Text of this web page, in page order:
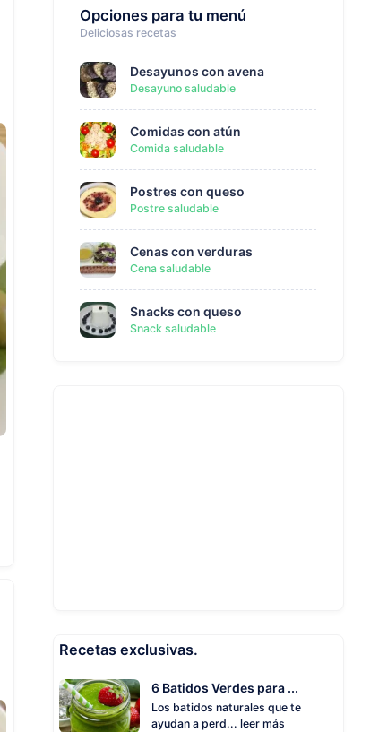
Opciones para tu menú
Deliciosas recetas
Desayunos con avena
Desayuno saludable
Comidas con atún
Comida saludable
Postres con queso
Postre saludable
Cenas con verduras
Cena saludable
Snacks con queso
Snack saludable
Recetas exclusivas.
6 Batidos Verdes para ...
Los batidos naturales que te
ayudan a perd... leer más